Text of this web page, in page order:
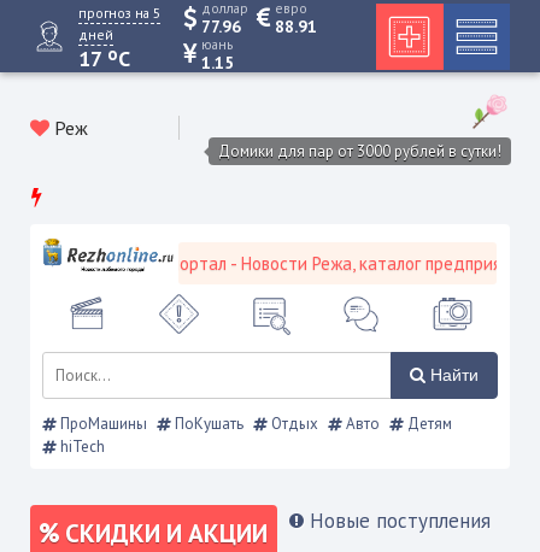
прогноз на 5
дней
17 oC
доллар
77.96
евро
88.91
юань
1.15
Реж
Домики для пар от 3000 рублей в сутки!
городской портал - Новости Режа, каталог предприятий,
Найти
ПроМашины ПоКушать Отдых Авто
Детям
hiTech
СКИДКИ И АКЦИИ Новые поступления